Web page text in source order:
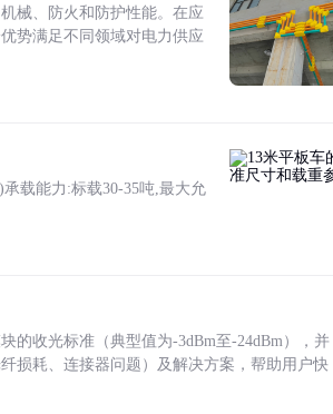
械、防火和防护性能。在应
势满足不同领域对电力供应
载能力:标载30-35吨,最大允
的收光标准（典型值为-3dBm至-24dBm），并
损耗、连接器问题）及解决方案，帮助用户快